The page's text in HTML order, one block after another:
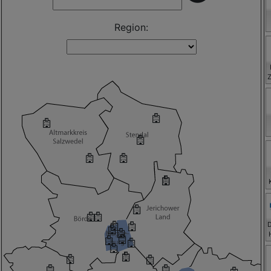
Region: